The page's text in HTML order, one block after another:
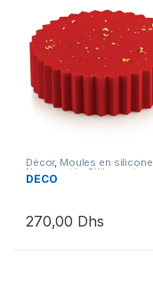
Décor, Moules en silicone
Nouveautés SIlikomart
Nouveautés Silikomart
DÉCO
270,00 Dhs